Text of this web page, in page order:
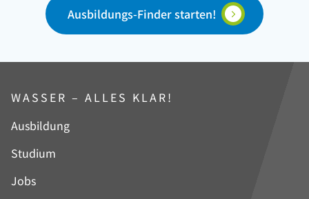
Ausbildungs-Finder starten!
WASSER – ALLES KLAR!
Navigation
Ausbildung
Studium
Jobs